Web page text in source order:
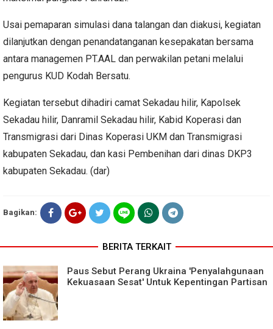
Usai pemaparan simulasi dana talangan dan diakusi, kegiatan
dilanjutkan dengan penandatanganan kesepakatan bersama
antara managemen PT.AAL dan perwakilan petani melalui
pengurus KUD Kodah Bersatu.
Kegiatan tersebut dihadiri camat Sekadau hilir, Kapolsek
Sekadau hilir, Danramil Sekadau hilir, Kabid Koperasi dan
Transmigrasi dari Dinas Koperasi UKM dan Transmigrasi
kabupaten Sekadau, dan kasi Pembenihan dari dinas DKP3
kabupaten Sekadau. (dar)
Bagikan:
BERITA TERKAIT
Paus Sebut Perang Ukraina 'Penyalahgunaan
Kekuasaan Sesat' Untuk Kepentingan Partisan